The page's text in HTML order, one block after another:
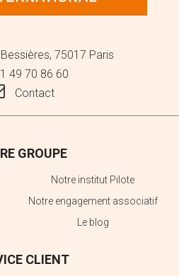
75017 Paris
49 70 86 60
Contact
GROUPE
Notre institut Pilote
Notre engagement associatif
Le blog
CLIENT